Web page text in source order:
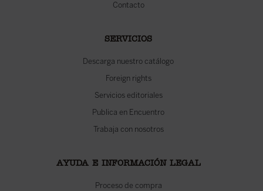
Contacto
SERVICIOS
Descarga nuestro catálogo
Foreign rights
Servicios editoriales
Publica en Encuentro
Trabaja con nosotros
AYUDA E INFORMACIÓN LEGAL
Proceso de compra